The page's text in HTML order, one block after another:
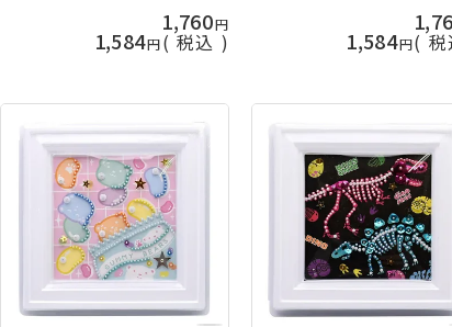
1,760
1,584 税込 1,584